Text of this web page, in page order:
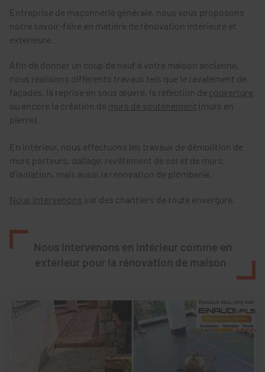
Entreprise de maçonnerie générale, nous vous proposons
notre savoir-faire en matière de rénovation intérieure et
extérieure.
Afin de donner un coup de neuf à votre maison ancienne,
nous réalisons différents travaux tels que le ravalement de
façades, la reprise en sous œuvre, la réfection de couverture
ou encore la création de murs de soutènement (murs en
pierre).
En intérieur, nous effectuons les travaux de démolition de
murs porteurs, dallage, revêtement de sol et de murs,
d’isolation, mais aussi la rénovation de plomberie.
Nous intervenons sur des chantiers de toute envergure.
Nous intervenons en intérieur comme en
extérieur pour la rénovation de maison